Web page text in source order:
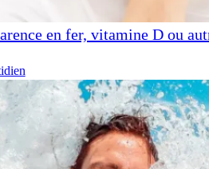
en fer, vitamine D ou